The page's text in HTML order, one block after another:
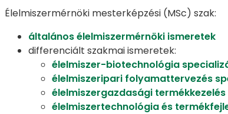
Élelmiszermérnöki mesterképzési (MSc) szak:
általános élelmiszermérnöki ismeretek
differenciált szakmai ismeretek:
élelmiszer-biotechnológia
élelmiszeripari folyamattervezés
élelmiszergazdasági
élelmiszertechnológia és